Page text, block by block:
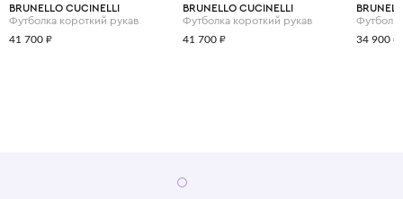
BRUNELLO CUCINELLI
Футболка короткий рукав
41 700 ₽
BRUNELLO CUCINELLI
Футболка короткий рукав
41 700 ₽ 34 900 ₽